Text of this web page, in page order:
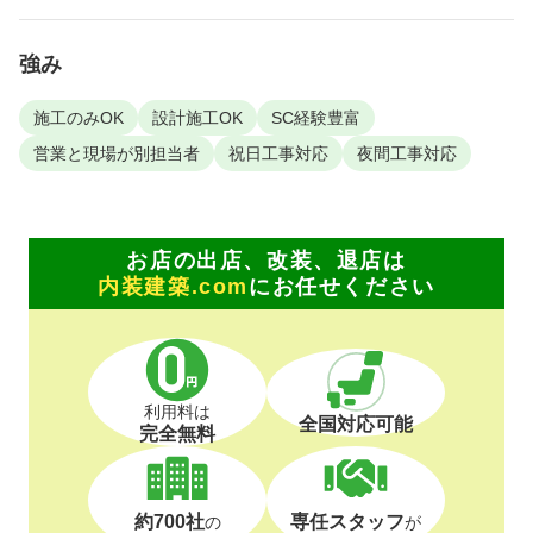
強み
施工のみOK 設計施工OK
SC経験豊富
営業と現場が別担当者
祝日工事対応 夜間工事対応
お店の出店、改装、退店は
内装建築.com にお任せください
利用料は
完全無料 全国対応可能
約700社の
専任スタッフが